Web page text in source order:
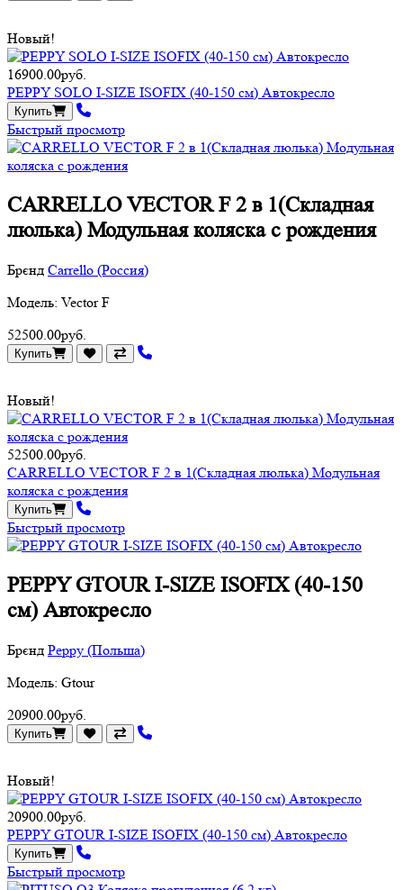
Новый!
16900.00руб.
PEPPY SOLO I-SIZE ISOFIX (40-150 см) Автокресло
Купить
Быстрый просмотр
CARRELLO VECTOR F 2 в 1(Складная
люлька) Модульная коляска с рождения
Брєнд Carrello (Россия)
Модель: Vector F
52500.00руб.
Купить
Новый!
52500.00руб.
CARRELLO VECTOR F 2 в 1(Складная люлька) Модульная
коляска с рождения
Купить
Быстрый просмотр
PEPPY GTOUR I-SIZE ISOFIX (40-150
см) Автокресло
Брєнд Peppy (Польша)
Модель: Gtour
20900.00руб.
Купить
Новый!
20900.00руб.
PEPPY GTOUR I-SIZE ISOFIX (40-150 см) Автокресло
Купить
Быстрый просмотр